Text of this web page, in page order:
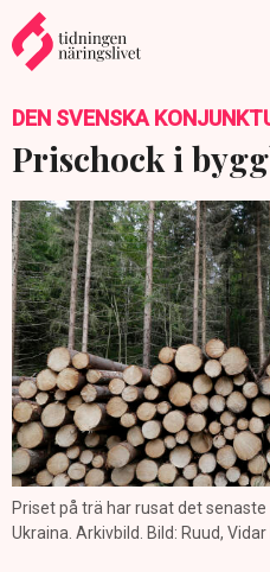
DEN SVENSKA
Prischock i
Priset på trä har rusat det
Ukraina. Arkivbild. Bild: Ruud,